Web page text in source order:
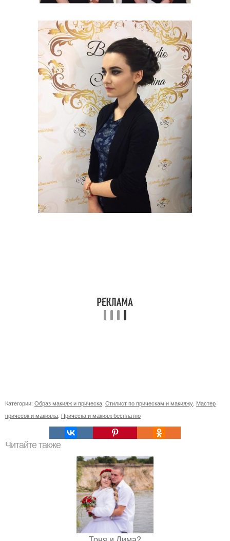
Категории: Образ макияж и прическа Стилист по прическам и макияжу Мастер
причесок и макияжа Прическа и макияж бесплатно
Читайте также